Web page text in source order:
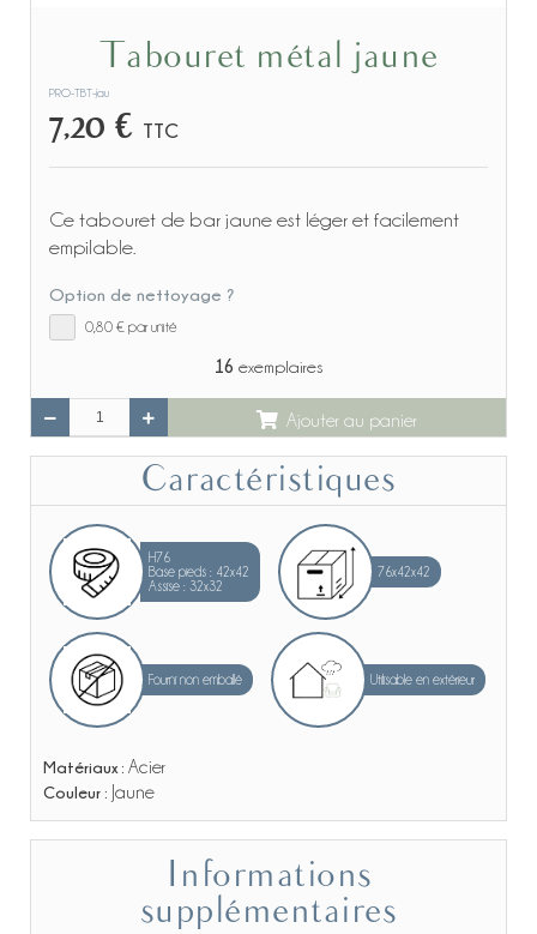
Tabouret métal jaune
PRO-TBT-jau
7,20 € TTC
Ce tabouret de bar jaune est léger et facilement
empilable.
Option de nettoyage ?
0,80 € par unité
16 exemplaires
Ajouter au panier
Caractéristiques
H76
Base pieds : 42x42
Assise : 32x32
76x42x42
Fourni non emballé Utilisable en extérieur
Matériaux : Acier
Couleur : Jaune
supplémentaires